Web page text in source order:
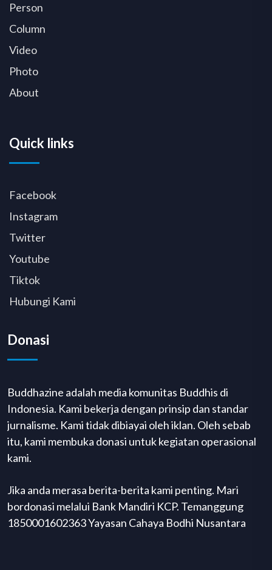
Person
Column
Video
Photo
About
Quick links
Facebook
Instagram
Twitter
Youtube
Tiktok
Hubungi Kami
Donasi
Buddhazine adalah media komunitas Buddhis di
Indonesia. Kami bekerja dengan prinsip dan standar
jurnalisme. Kami tidak dibiayai oleh iklan. Oleh sebab
itu, kami membuka donasi untuk kegiatan operasional
kami.
Jika anda merasa berita-berita kami penting. Mari
bordonasi melalui Bank Mandiri KCP. Temanggung
1850001602363 Yayasan Cahaya Bodhi Nusantara